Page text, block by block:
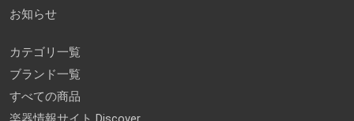
お知らせ
カテゴリ一覧
ブランド一覧
すべての商品